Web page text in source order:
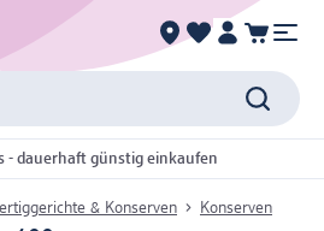
- dauerhaft günstig einkaufen
& Konserven Konserven